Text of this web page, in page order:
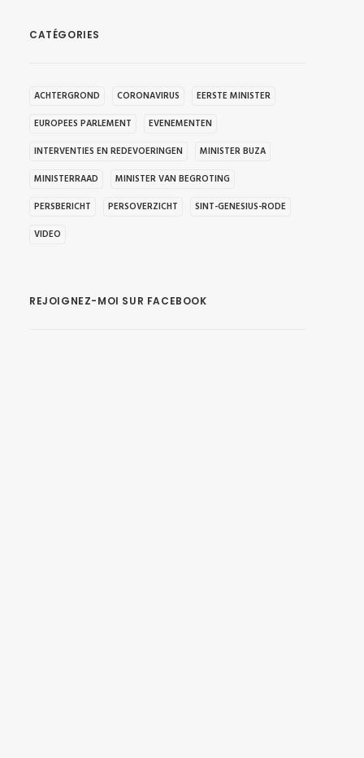
CATÉGORIES
ACHTERGROND CORONAVIRUS
EERSTE MINISTER
EUROPEES PARLEMENT
EVENEMENTEN
INTERVENTIES EN REDEVOERINGEN
MINISTER BUZA
MINISTERRAAD
MINISTER VAN BEGROTING
PERSBERICHT
PERSOVERZICHT
SINT-GENESIUS-RODE
VIDEO
REJOIGNEZ-MOI SUR FACEBOOK